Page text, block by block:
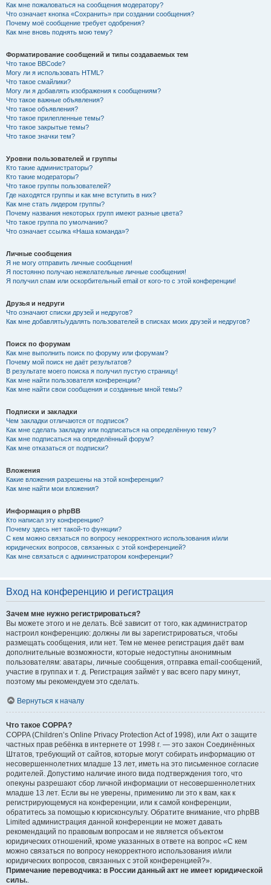
Как мне пожаловаться на сообщения модератору?
Что означает кнопка «Сохранить» при создании сообщения?
Почему моё сообщение требует одобрения?
Как мне вновь поднять мою тему?
Форматирование сообщений и типы создаваемых тем
Что такое BBCode?
Могу ли я использовать HTML?
Что такое смайлики?
Могу ли я добавлять изображения к сообщениям?
Что такое важные объявления?
Что такое объявления?
Что такое прилепленные темы?
Что такое закрытые темы?
Что такое значки тем?
Уровни пользователей и группы
Кто такие администраторы?
Кто такие модераторы?
Что такое группы пользователей?
Где находятся группы и как мне вступить в них?
Как мне стать лидером группы?
Почему названия некоторых групп имеют разные цвета?
Что такое группа по умолчанию?
Что означает ссылка «Наша команда»?
Личные сообщения
Я не могу отправить личные сообщения!
Я постоянно получаю нежелательные личные сообщения!
Я получил спам или оскорбительный email от кого-то с этой конференции!
Друзья и недруги
Что означают списки друзей и недругов?
Как мне добавлять/удалять пользователей в списках моих друзей и недругов?
Поиск по форумам
Как мне выполнить поиск по форуму или форумам?
Почему мой поиск не даёт результатов?
В результате моего поиска я получил пустую страницу!
Как мне найти пользователя конференции?
Как мне найти свои сообщения и созданные мной темы?
Подписки и закладки
Чем закладки отличаются от подписок?
Как мне сделать закладку или подписаться на определённую тему?
Как мне подписаться на определённый форум?
Как мне отказаться от подписки?
Вложения
Какие вложения разрешены на этой конференции?
Как мне найти мои вложения?
Информация о phpBB
Кто написал эту конференцию?
Почему здесь нет такой-то функции?
С кем можно связаться по вопросу некорректного использования и/или
юридических вопросов, связанных с этой конференцией?
Как мне связаться с администратором конференции?
Вход на конференцию и регистрация
Зачем мне нужно регистрироваться?
Вы можете этого и не делать. Всё зависит от того, как администратор
настроил конференцию: должны ли вы зарегистрироваться, чтобы
размещать сообщения, или нет. Тем не менее регистрация даёт вам
дополнительные возможности, которые недоступны анонимным
пользователям: аватары, личные сообщения, отправка email-сообщений,
участие в группах и т. д. Регистрация займёт у вас всего пару минут,
поэтому мы рекомендуем это сделать.
Вернуться к началу
Что такое COPPA?
COPPA (Children’s Online Privacy Protection Act of 1998), или Акт о защите
частных прав ребёнка в интернете от 1998 г. — это закон Соединённых
Штатов, требующий от сайтов, которые могут собирать информацию от
несовершеннолетних младше 13 лет, иметь на это письменное согласие
родителей. Допустимо наличие иного вида подтверждения того, что
опекуны разрешают сбор личной информации от несовершеннолетних
младше 13 лет. Если вы не уверены, применимо ли это к вам, как к
регистрирующемуся на конференции, или к самой конференции,
обратитесь за помощью к юрисконсульту. Обратите внимание, что phpBB
Limited администрация данной конференции не может давать
рекомендаций по правовым вопросам и не является объектом
юридических отношений, кроме указанных в ответе на вопрос «С кем
можно связаться по вопросу некорректного использования и/или
юридических вопросов, связанных с этой конференцией?».
Примечание переводчика: в России данный акт не имеет юридической
силы..